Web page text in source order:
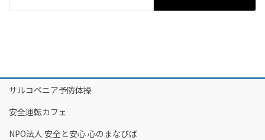
サルコペニア予防体操
安全運転カフェ
NPO法人 安全と安心 心のまなびば